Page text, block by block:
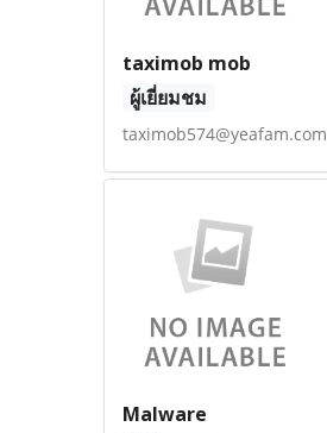
taximob mob
ผู้เยี่ยมชม
taximob574@yeafam.com
Malware